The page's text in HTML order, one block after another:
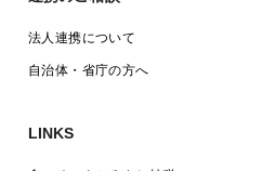
法人連携について
自治体・省庁の方へ
LINKS